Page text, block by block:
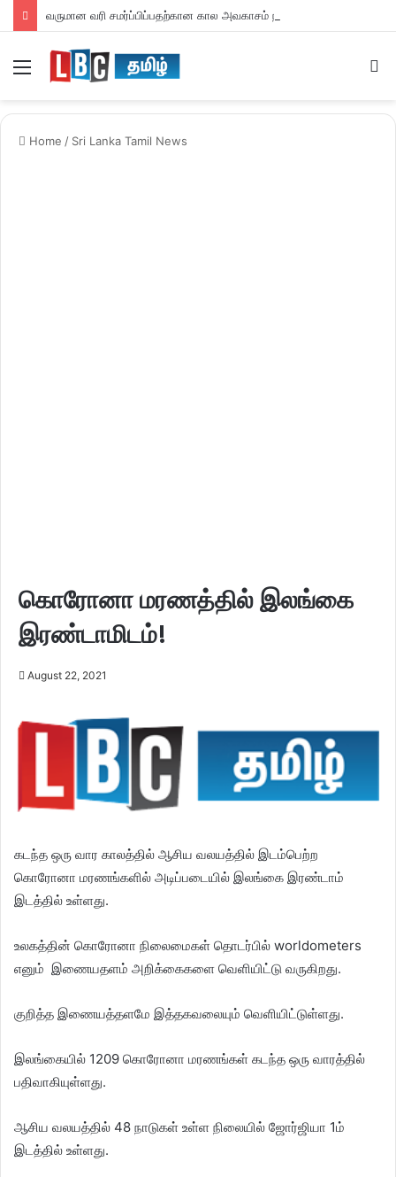
வருமான வரி சமர்ப்பிப்பதற்கான கால அவகாசம் நீடிப்பு
Home / Sri Lanka Tamil News
கொரோனா மரணத்தில் இலங்கை
இரண்டாமிடம்!
August 22, 2021
கடந்த ஒரு வார காலத்தில் ஆசிய வலயத்தில் இடம்பெற்ற
கொரோனா மரணங்களில் அடிப்படையில் இலங்கை இரண்டாம்
இடத்தில் உள்ளது.
உலகத்தின் கொரோனா நிலைமைகள் தொடர்பில் worldometers
எனும் இணையதளம் அறிக்கைகளை வெளியிட்டு வருகிறது.
குறித்த இணையத்தளமே இத்தகவலையும் வெளியிட்டுள்ளது.
இலங்கையில் 1209 கொரோனா மரணங்கள் கடந்த ஒரு வாரத்தில்
பதிவாகியுள்ளது.
ஆசிய வலயத்தில் 48 நாடுகள் உள்ள நிலையில் ஜோர்ஜியா 1ம்
இடத்தில் உள்ளது.